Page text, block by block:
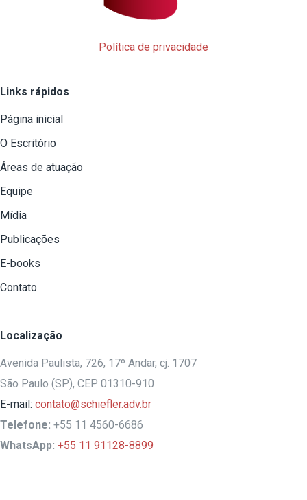
Política de privacidade
Links rápidos
Página inicial
O Escritório
Áreas de atuação
Equipe
Mídia
Publicações
E-books
Contato
Localização
Avenida Paulista, 726, 17º Andar, cj. 1707
São Paulo (SP), CEP 01310-910
E-mail: contato@schiefler.adv.br
Telefone: +55 11 4560-6686
WhatsApp: +55 11 91128-8899